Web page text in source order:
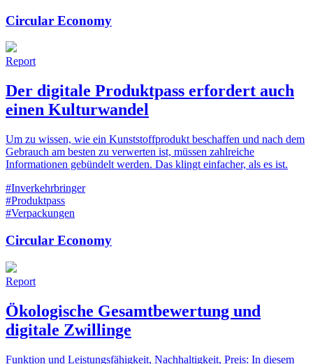
Circular Economy
Report
Der digitale Produktpass erfordert auch
einen Kulturwandel
Um zu wissen, wie ein Kunststoffprodukt beschaffen und nach dem
Gebrauch am besten zu verwerten ist, müssen zahlreiche
Informationen gebündelt werden. Das klingt einfacher, als es ist.
#Inverkehrbringer
#Produktpass
#Verpackungen
Circular Economy
Report
Ökologische Gesamtbewertung und
digitale Zwillinge
Funktion und Leistungsfähigkeit, Nachhaltigkeit, Preis: In diesem